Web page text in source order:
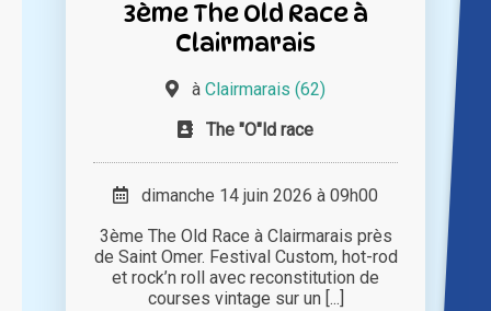
3ème The Old Race à
Clairmarais
à Clairmarais (62)
The "O"ld race
dimanche 14 juin 2026 à 09h00
3ème The Old Race à Clairmarais près
de Saint Omer. Festival Custom, hot-rod
et rock’n roll avec reconstitution de
courses vintage sur un [...]